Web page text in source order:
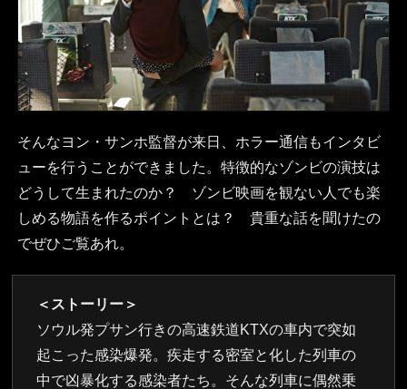
そんなヨン・サンホ監督が来日、ホラー通信もインタビ
ューを行うことができました。特徴的なゾンビの演技は
どうして生まれたのか？ ゾンビ映画を観ない人でも楽
しめる物語を作るポイントとは？ 貴重な話を聞けたの
でぜひご覧あれ。
＜ストーリー＞
ソウル発プサン行きの高速鉄道KTXの車内で突如
起こった感染爆発。疾走する密室と化した列車の
中で凶暴化する感染者たち。そんな列車に偶然乗